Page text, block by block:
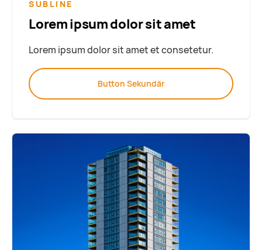
SUBLINE
Lorem ipsum dolor sit amet
Lorem ipsum dolor sit amet et consetetur.
Button Sekundär